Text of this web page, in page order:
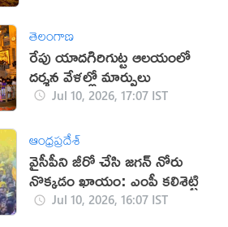
తెలంగాణ
రేపు యాదగిరిగుట్ట ఆలయంలో
దర్శన వేళల్లో మార్పులు
Jul 10, 2026, 17:07 IST
ఆంధ్రప్రదేశ్
వైసీపీని జీరో చేసి జగన్ నోరు
నొక్కడం ఖాయం: ఎంపీ కలిశెట్టి
Jul 10, 2026, 16:07 IST